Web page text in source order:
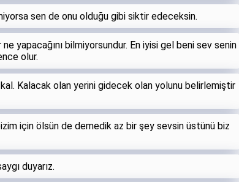
sen de onu olduğu gibi siktir edeceksin.
ne yapacağını bilmiyorsundur. En iyisi gel beni sev senin
olur.
Kalacak olan yerini gidecek olan yolunu belirlemiştir
için ölsün de demedik az bir şey sevsin üstünü biz
duyarız.